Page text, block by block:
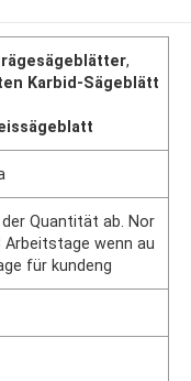
,
Karbid-Sägeblätt
Quantität ab. Nor
wenn au
für kundeng